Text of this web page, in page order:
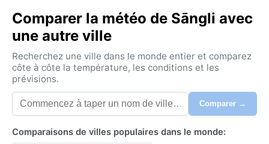
températures grimpent souvent au-dessus de 40 °C,
avec une chaleur sèche écrasante. La mousson, de
juin à septembre, apporte des pluies modérées
(environ 600 mm par an) et une humidité plus lourde,
mais les averses restent irrégulières. L’hiver, de
novembre à février, est doux et sec, avec des
journées agréables autour de 28 °C et des nuits
coton sont indispensables en été, un parapluie pour la
Comparer la météo de Sāngli avec
une autre ville
Recherchez une ville dans le monde entier et comparez
côte à côte la température, les conditions et les
prévisions.
Comparer →
Comparaisons de villes populaires dans le monde: